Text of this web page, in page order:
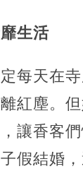
生活
每天在
紅塵。
讓香客
假結婚